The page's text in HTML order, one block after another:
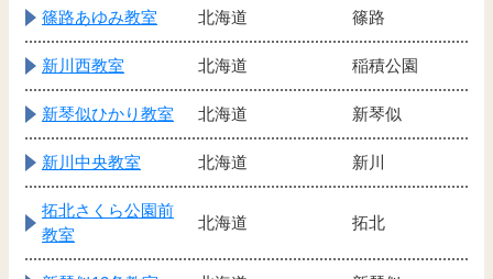
篠路あゆみ教室 北海道 篠路
新川西教室 北海道 稲積公園
新琴似ひかり教室 北海道 新琴似
新川中央教室 北海道 新川
拓北さくら公園前
教室
北海道 拓北